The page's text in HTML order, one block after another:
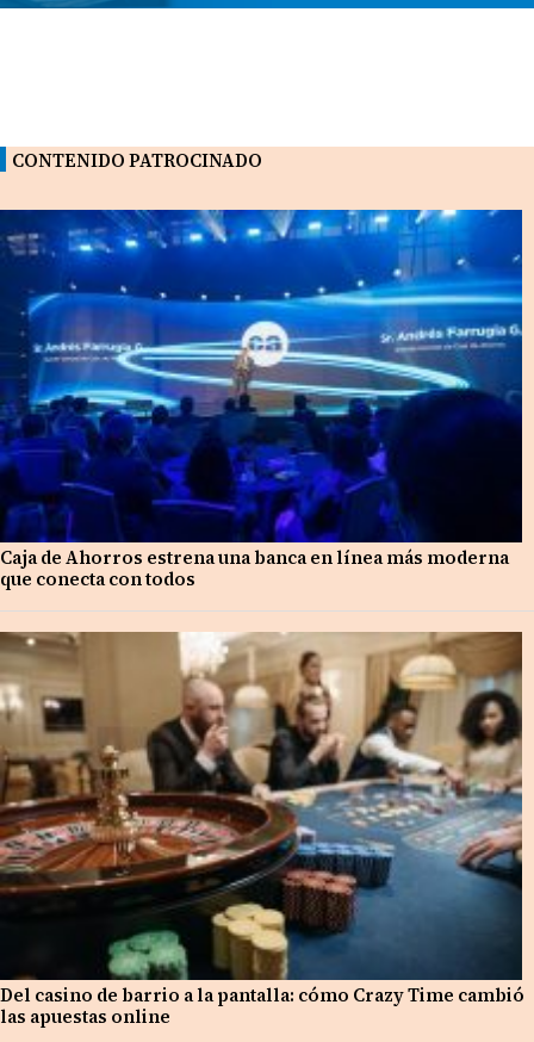
CONTENIDO PATROCINADO
Caja de Ahorros estrena una banca en línea más moderna
que conecta con todos
Del casino de barrio a la pantalla: cómo Crazy Time cambió
las apuestas online